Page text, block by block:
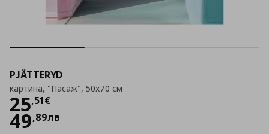
PJÄTTERYD
картина, "Пасаж", 50x70 см
25,51€
Цена
49,89лв